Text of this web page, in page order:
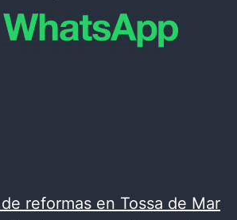
reformas en Tossa de Mar